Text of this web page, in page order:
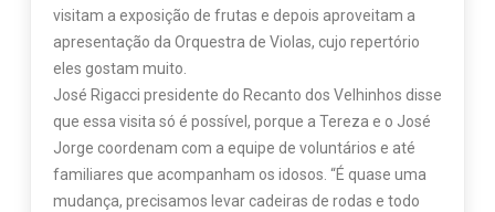
visitam a exposição de frutas e depois aproveitam a
apresentação da Orquestra de Violas, cujo repertório
eles gostam muito.
José Rigacci presidente do Recanto dos Velhinhos disse
que essa visita só é possível, porque a Tereza e o José
Jorge coordenam com a equipe de voluntários e até
familiares que acompanham os idosos. “É quase uma
mudança, precisamos levar cadeiras de rodas e todo